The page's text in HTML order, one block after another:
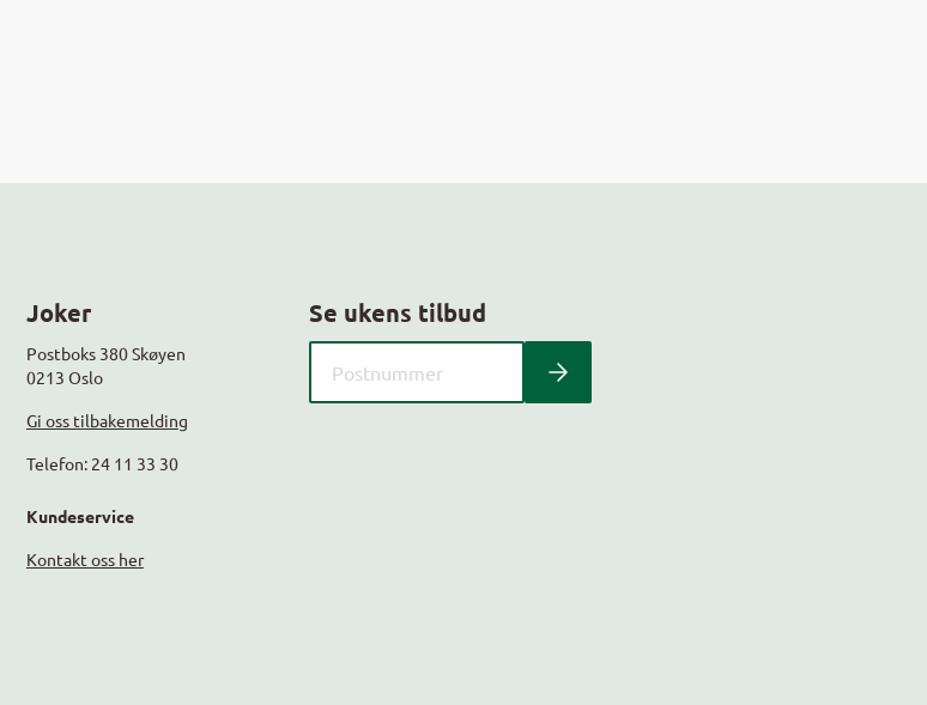
Joker
Postboks 380 Skøyen
0213 Oslo
Gi oss tilbakemelding
Telefon: 24 11 33 30
Kundeservice
Kontakt oss her
Se ukens tilbud